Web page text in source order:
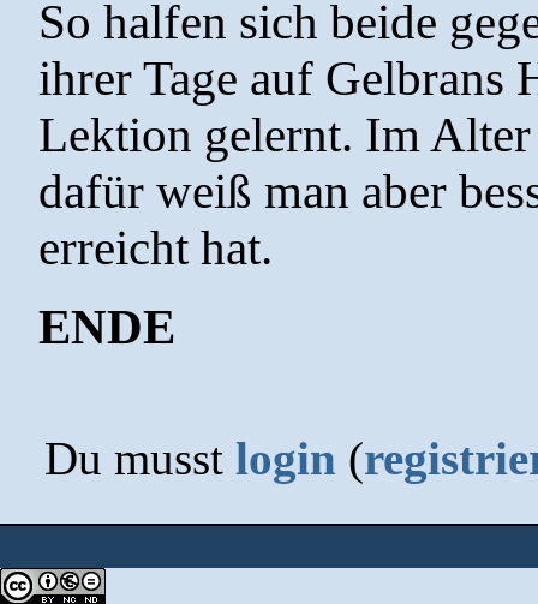
So halfen sich beide
ihrer Tage auf Gelbrans
Lektion gelernt. Im Alter
dafür weiß man aber
erreicht hat.
ENDE
Du musst login (